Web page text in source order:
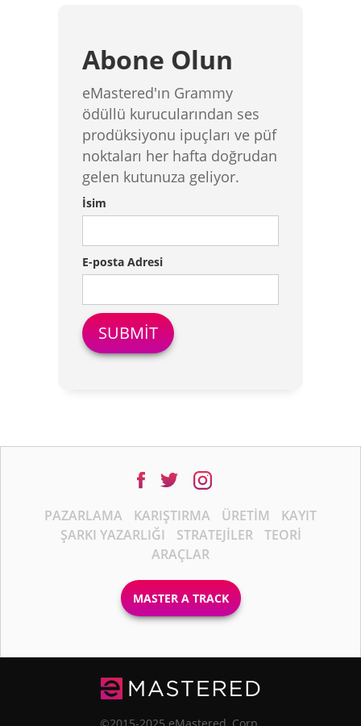
Abone Olun
eMastered'ın Grammy
ödüllü kurucularından ses
prodüksiyonu ipuçları ve püf
noktaları her hafta doğrudan
gelen kutunuza geliyor.
İsim
E-posta Adresi
PAZARLAMA KARIŞTIRMA ÜRETIM
KAYIT
ŞARKI YAZARLIĞI
STRATEJILER
TEORI
ARAÇLAR
MASTER A TRACK